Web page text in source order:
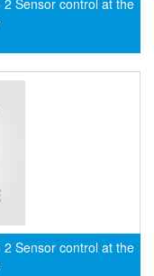
Sensor control at the